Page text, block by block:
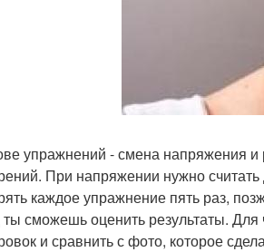
упражнений - смена напряжения
При напряжении нужно
каждое упражнение пять раз,
сможешь оценить результаты.
и сравнить с фото, которое